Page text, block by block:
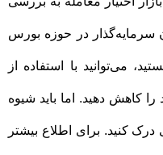
سرمایه‌گذار در حوزه بورس
می‌توانید با استفاده از
کاهش دهید. اما باید شیوه
درک کنید. برای اطلاع بیشتر